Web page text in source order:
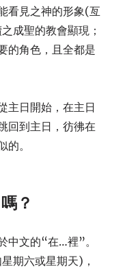
看見之神的形象(亙
成聖的教會顯現；
的角色，且全都是
主日開始，在主日
回到主日，彷彿在
。
？
中文的“在…裡”。
期六或星期天)，